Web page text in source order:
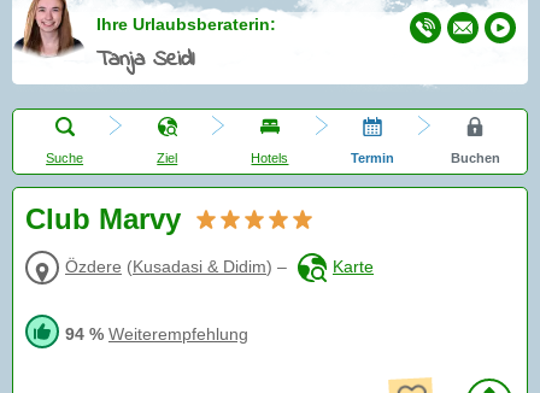
Ihre Urlaubsberaterin:
Tanja Seidl
Suche Ziel Hotels Termin Buchen
Club Marvy
Özdere (Kusadasi & Didim) – Karte
94 % Weiterempfehlung